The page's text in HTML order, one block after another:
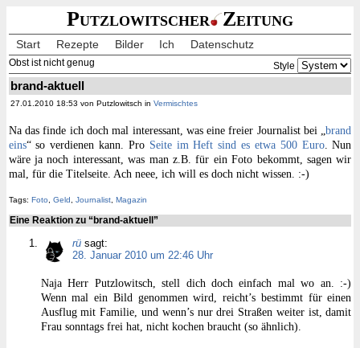
Putzlowitscher Zeitung
Start Rezepte Bilder Ich Datenschutz
Obst ist nicht genug Style
brand-aktuell
27.01.2010 18:53 von Putzlowitsch in Vermischtes
Na das finde ich doch mal interessant, was eine freier Journalist bei „brand
eins“ so verdienen kann. Pro Seite im Heft sind es etwa 500 Euro. Nun
wäre ja noch interessant, was man z.B. für ein Foto bekommt, sagen wir
mal, für die Titelseite. Ach neee, ich will es doch nicht wissen. :-)
Tags: Foto Geld Journalist, Magazin
Eine Reaktion zu “brand-aktuell”
rü sagt:
28. Januar 2010 um 22:46 Uhr
Naja Herr Putzlowitsch, stell dich doch einfach mal wo an. :-)
Wenn mal ein Bild genommen wird, reicht’s bestimmt für einen
Ausflug mit Familie, und wenn’s nur drei Straßen weiter ist, damit
Frаu sonntags frei hat, nicht kochen braucht (so ähnlich).